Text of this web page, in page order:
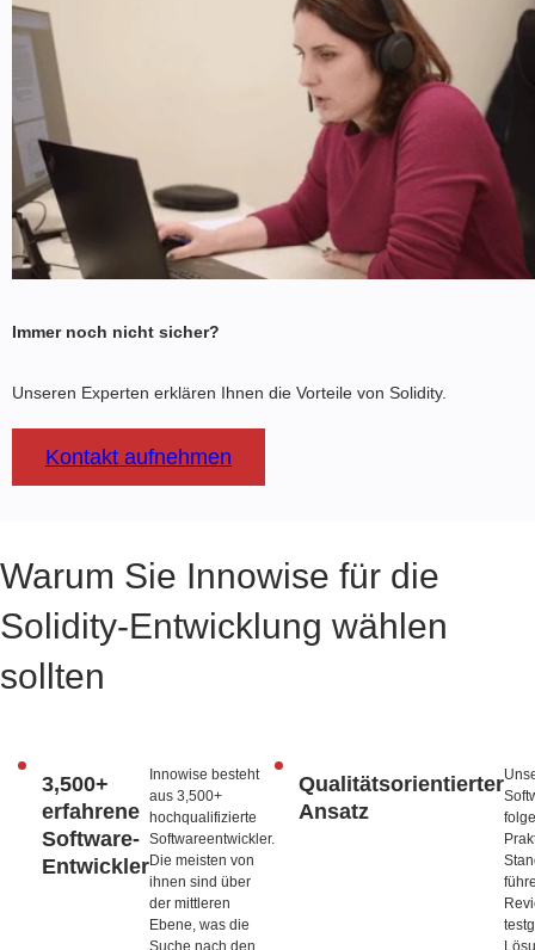
Intelligente Verträge müssen nicht von
Menschen genehmigt werden und führen
voreingestellte Szenarien automatisch aus.
Dies reduziert Kosten wie Audits,
Transaktionsgebühren, Berater usw..
Immer noch nicht sicher?
Unseren Experten erklären Ihnen die Vorteile von Solidity.
Kontakt aufnehmen
Warum Sie Innowise für die
Solidity-Entwicklung wählen
sollten
3,500+
erfahrene
Software-
Entwickler
Innowise besteht
aus 3,500+
hochqualifizierte
Softwareentwickler.
Die meisten von
ihnen sind über
der mittleren
Ebene, was die
Suche nach den
Qualitätsorientierter
Ansatz